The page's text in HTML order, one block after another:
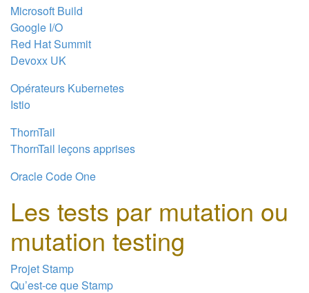
Microsoft Build
Google I/O
Red Hat Summit
Devoxx UK
Opérateurs Kubernetes
Istio
ThornTail
ThornTail leçons apprises
Oracle Code One
Les tests par mutation ou
mutation testing
Projet Stamp
Qu’est-ce que Stamp